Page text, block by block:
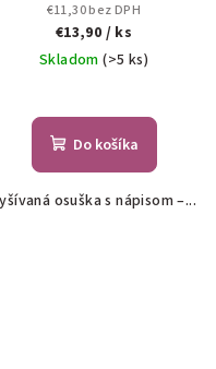
€11,30 bez DPH
€13,90 / ks
Skladom(>5 ks)
Do košíka
osuška s nápisom –...